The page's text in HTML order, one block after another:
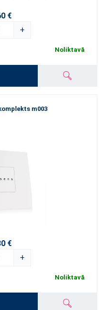
€
+
Noliktavā
m003
€
+
Noliktavā